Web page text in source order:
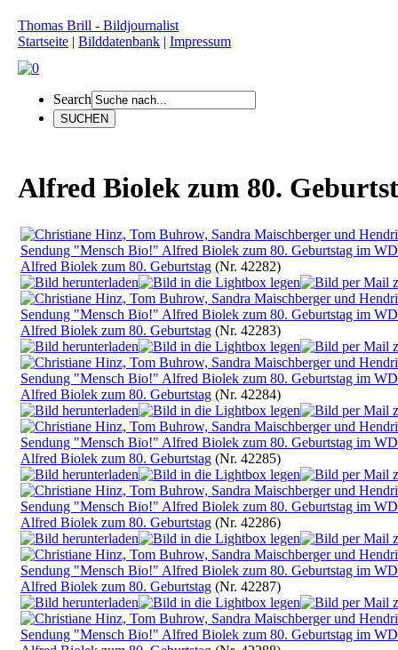
Thomas Brill - Bildjournalist
Startseite | Bilddatenbank | Impressum
Search
Alfred Biolek zum 80.
Alfred Biolek zum 80. Geburtstag (Nr. 42282)
Alfred Biolek zum 80. Geburtstag (Nr. 42283)
Alfred Biolek zum 80. Geburtstag (Nr. 42284)
Alfred Biolek zum 80. Geburtstag (Nr. 42285)
Alfred Biolek zum 80. Geburtstag (Nr. 42286)
Alfred Biolek zum 80. Geburtstag (Nr. 42287)